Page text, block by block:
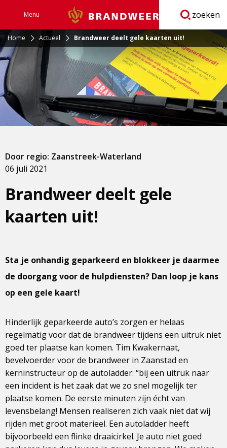
Menu Brandweer zoeken
Home Actueel Brandweer deelt gele kaarten uit!
Brandweer deelt gele
kaarten uit!
06 juli 2021
Door regio: Zaanstreek-Waterland
Sta je onhandig geparkeerd en blokkeer je daarmee
de doorgang voor de hulpdiensten? Dan loop je kans
op een gele kaart!
Hinderlijk geparkeerde auto’s zorgen er helaas
regelmatig voor dat de brandweer tijdens een uitruk niet
goed ter plaatse kan komen. Tim Kwakernaat,
bevelvoerder voor de brandweer in Zaanstad en
kerninstructeur op de autoladder: “bij een uitruk naar
een incident is het zaak dat we zo snel mogelijk ter
plaatse komen. De eerste minuten zijn écht van
levensbelang! Mensen realiseren zich vaak niet dat wij
rijden met groot materieel. Een autoladder heeft
bijvoorbeeld een flinke draaicirkel. Je auto niet goed